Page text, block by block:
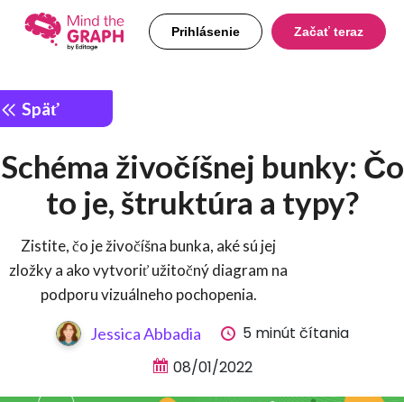
Prihlásenie Začať teraz
Späť
Schéma živočíšnej bunky: Čo
to je, štruktúra a typy?
Zistite, čo je živočíšna bunka, aké sú jej
zložky a ako vytvoriť užitočný diagram na
podporu vizuálneho pochopenia.
Jessica Abbadia
5 minút čítania
08/01/2022